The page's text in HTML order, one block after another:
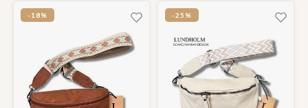
-18% -25%